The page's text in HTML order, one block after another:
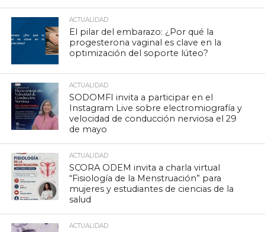
ACTUALIDAD
El pilar del embarazo: ¿Por qué la
progesterona vaginal es clave en la
optimización del soporte lúteo?
ACTUALIDAD
SODOMFI invita a participar en el
Instagram Live sobre electromiografía y
velocidad de conducción nerviosa el 29
de mayo
ACTUALIDAD
SCORA ODEM invita a charla virtual
“Fisiología de la Menstruación” para
mujeres y estudiantes de ciencias de la
salud
ACTUALIDAD